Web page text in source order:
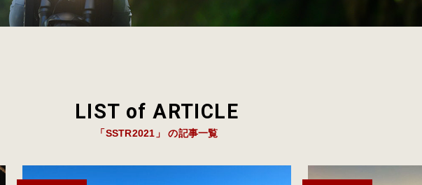
LIST of ARTICLE
「SSTR2021」 の記事一覧